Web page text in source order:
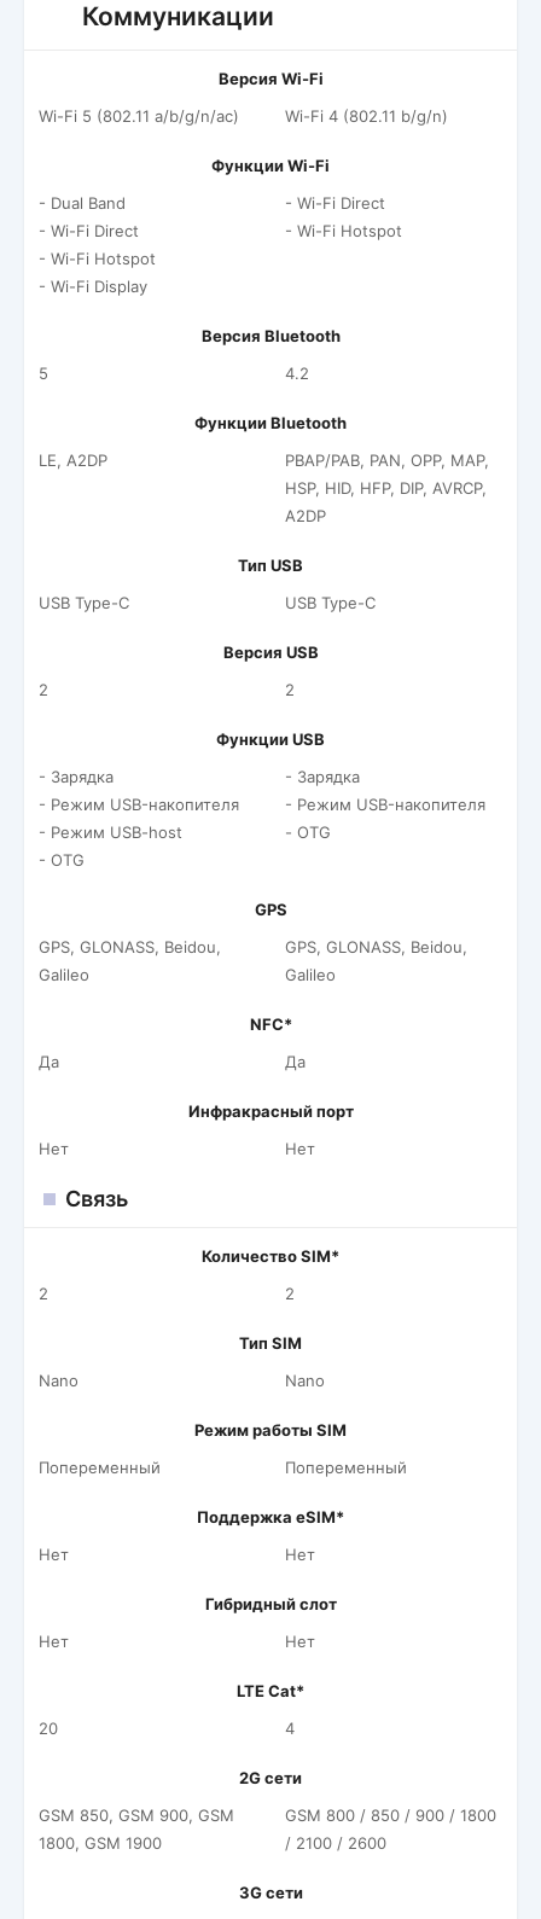
Коммуникации
Версия Wi-Fi
Wi-Fi 5 (802.11 a/b/g/n/ac)
Wi-Fi 4 (802.11 b/g/n)
Функции Wi-Fi
- Dual Band
- Wi-Fi Direct
- Wi-Fi Hotspot
- Wi-Fi Display
- Wi-Fi Direct
- Wi-Fi Hotspot
Версия Bluetooth
5
4.2
Функции Bluetooth
LE, A2DP
PBAP/PAB, PAN, OPP, MAP,
HSP, HID, HFP, DIP, AVRCP,
A2DP
Тип USB
USB Type-C
USB Type-C
Версия USB
2
2
Функции USB
- Зарядка
- Режим USB-накопителя
- Режим USB-host
- OTG
- Зарядка
- Режим USB-накопителя
- OTG
GPS
GPS, GLONASS, Beidou,
Galileo
GPS, GLONASS, Beidou,
Galileo
NFC*
Да
Да
Инфракрасный порт
Нет
Нет
Связь
Количество SIM*
2
2
Тип SIM
Nano
Nano
Режим работы SIM
Попеременный
Попеременный
Поддержка eSIM*
Нет
Нет
Гибридный слот
Нет
Нет
LTE Cat*
20
4
2G сети
GSM 850, GSM 900, GSM
1800, GSM 1900
GSM 800 / 850 / 900 / 1800
/ 2100 / 2600
3G сети